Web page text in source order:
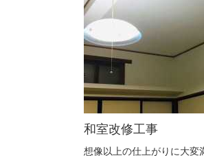
和室改修工事
想像以上の仕上がりに大変